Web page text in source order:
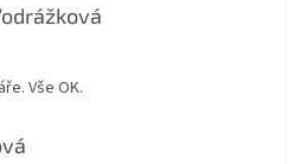
je 5 z 5 hvězdiček.
Vše OK.